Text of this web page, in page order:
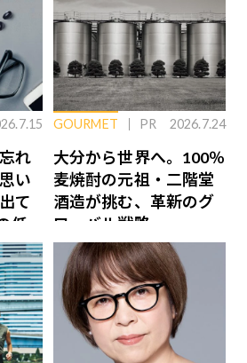
れ
い
て
低
ナ
GOURMET PR 2026.7.24
大分から世界へ。100％
麦焼酎の元祖・二階堂
酒造が挑む、革新のグ
ローバル戦略